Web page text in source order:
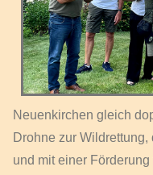
Neuenkirchen gleich
Drohne zur
und mit einer